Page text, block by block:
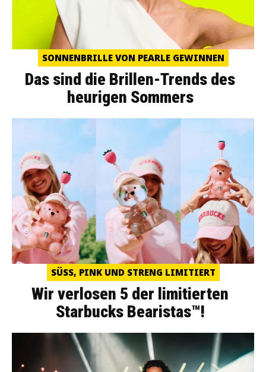
SONNENBRILLE VON PEARLE GEWINNEN
Das sind die Brillen-Trends des
heurigen Sommers
SÜSS, PINK UND STRENG LIMITIERT
Wir verlosen 5 der limitierten
Starbucks Bearistas™!